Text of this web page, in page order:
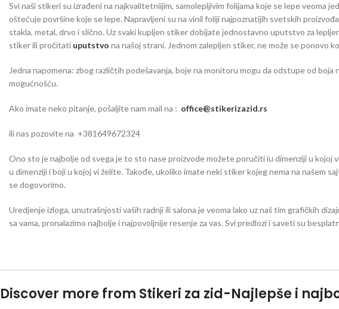
Svi naši stikeri su izrađeni na najkvalitetniijim, samolepljivim folijama koje se lepe veoma
oštećuje površine koje se lepe. Napravljeni su na vinil foliji najpoznatijih svetskih
stakla, metal, drvo i slično. Uz svaki kupljen stiker dobijate jednostavno uputstvo za
stiker ili pročitati uputstvo na našoj strani. Jednom zalepljen stiker, ne može se ponovo
Jedna napomena: zbog različtih podešavanja, boje na monitoru mogu da odstupe od
mogućnošću.
Ako imate neko pitanje, pošaljite nam mail na : office@stikerizazid.rs
ili nas pozovite na +381649672324
Ono sto je najbolje od svega je to sto nase proizvode možete poručiti iu dimenziji u
u dimenziji i boji u kojoj vi želite. Takođe, ukoliko imate neki stiker kojeg nema na našem
se dogovorimo.
Uredjenje izloga, unutrašnjosti vaših radnji ili salona je veoma lako uz naš tim grafičkih
sa vama, pronalazimo najbolje i najpovoljnije resenje za vas. Svi predlozi i saveti su
Discover more from Stikeri za zid-Najlepše i